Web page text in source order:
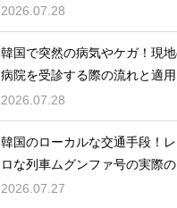
本の作り方
2026.07.28
韓国で突然の病気やケガ！現
病院を受診する際の流れと適
れる保険
2026.07.28
韓国のローカルな交通手段！レ
ロな列車ムグンファ号の実際の
り心地
2026.07.27